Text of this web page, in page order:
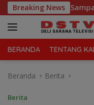
Langsung
ke
konten
Breaking News
Sampah
BERANDA TENTANG
Beranda Berita
Berita